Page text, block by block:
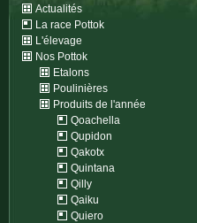
Actualités
La race Pottok
L'élevage
Nos Pottok
Etalons
Poulinières
Produits de l'année
Qoachella
Qupidon
Qakotx
Quintana
Qilly
Qaiku
Quiero